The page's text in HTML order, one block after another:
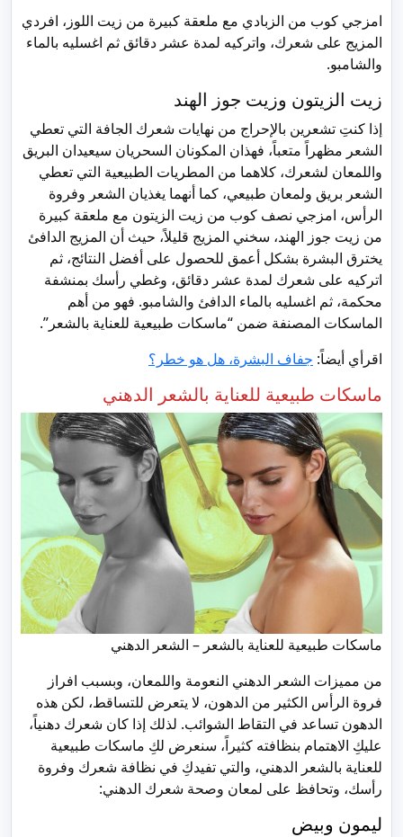
امزجي كوب من الزبادي مع ملعقة كبيرة من زيت اللوز، افردي
المزيج على شعرك، واتركيه لمدة عشر دقائق ثم اغسليه بالماء
والشامبو.
زيت الزيتون وزيت جوز الهند
إذا كنتِ تشعرين بالإحراج من نهايات شعرك الجافة التي تعطي
الشعر مظهراً متعباً، فهذان المكونان السحريان سيعيدان البريق
واللمعان لشعرك، كلاهما من المطريات الطبيعية التي تعطي
الشعر بريق ولمعان طبيعي، كما أنهما يغذيان الشعر وفروة
الرأس، امزجي نصف كوب من زيت الزيتون مع ملعقة كبيرة
من زيت جوز الهند، سخني المزيج قليلاً، حيث أن المزيج الدافئ
يخترق البشرة بشكل أعمق للحصول على أفضل النتائج، ثم
اتركيه على شعرك لمدة عشر دقائق، وغطي رأسك بمنشفة
محكمة، ثم اغسليه بالماء الدافئ والشامبو. فهو من أهم
الماسكات المصنفة ضمن “ماسكات طبيعية للعناية بالشعر”.
اقرأي أيضاً: جفاف البشرة، هل هو خطر؟
ماسكات طبيعية للعناية بالشعر الدهني
ماسكات طبيعية للعناية بالشعر – الشعر الدهني
من مميزات الشعر الدهني النعومة واللمعان، وبسبب افراز
فروة الرأس الكثير من الدهون، لا يتعرض للتساقط، لكن هذه
الدهون تساعد في التقاط الشوائب. لذلك إذا كان شعرك دهنياً،
عليكِ الاهتمام بنظافته كثيراً، سنعرض لكِ ماسكات طبيعية
للعناية بالشعر الدهني، والتي تفيدكِ في نظافة شعرك وفروة
رأسك، وتحافظ على لمعان وصحة شعرك الدهني:
ليمون وبيض